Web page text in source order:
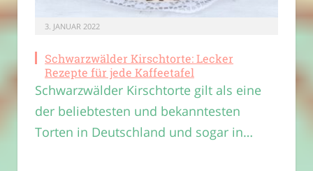
3. JANUAR 2022
Schwarzwälder Kirschtorte: Lecker
Rezepte für jede Kaffeetafel
Schwarzwälder Kirschtorte gilt als eine
der beliebtesten und bekanntesten
Torten in Deutschland und sogar in…